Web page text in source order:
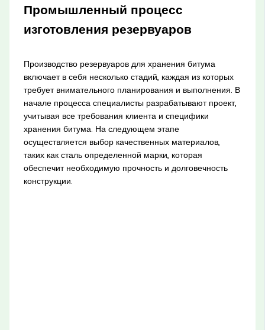
Промышленный процесс
изготовления резервуаров
Производство резервуаров для хранения битума
включает в себя несколько стадий, каждая из которых
требует внимательного планирования и выполнения. В
начале процесса специалисты разрабатывают проект,
учитывая все требования клиента и специфики
хранения битума. На следующем этапе
осуществляется выбор качественных материалов,
таких как сталь определенной марки, которая
обеспечит необходимую прочность и долговечность
конструкции.